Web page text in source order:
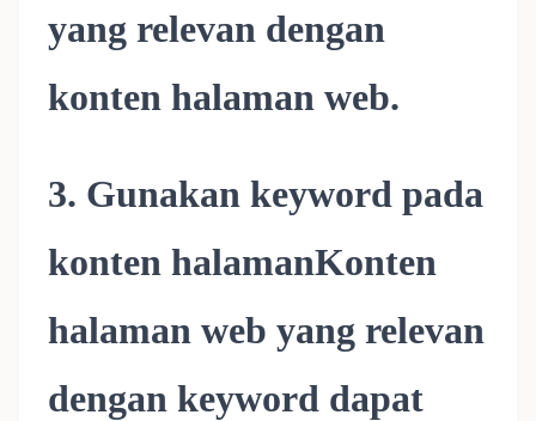
yang relevan dengan
konten halaman web.
3. Gunakan keyword pada
konten halamanKonten
halaman web yang relevan
dengan keyword dapat